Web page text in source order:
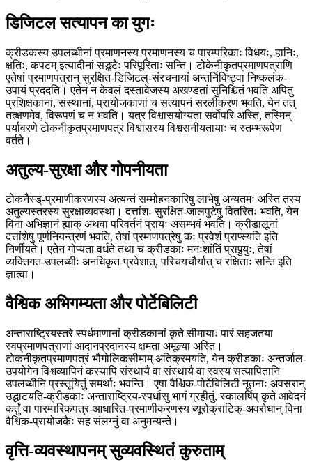
डिजिटल सत्यापन का युगः
क्रीडकस्य उपलब्धीनां प्रमाणनस्य प्रमाणनस्य च पारम्परिकाः विधयः, हानिः,
क्षतिः, कपटम् इत्यादीनां सङ्कटैः परिपूरिताः सन्ति। टोकेनीकृतप्रमाणपत्राणि
एतेषां प्रमाणपत्रान् सुरक्षित-डिजिटल्-संरचनायां अन्तर्निविष्ट्वा निष्कलंक-
उपायं प्रददति। एतेन न केवलं दस्तावेजस्य अखण्डतां सुनिश्चितं भवति अपितु
प्रशिक्षकानां, संस्थानां, प्रायोजकाणां च सत्यापनं सरलीकरणं भवति, येन तत्
तत्क्षणमेव, विरूपणं च न भवति। यत्र विश्वासयोग्यता सर्वोपरि अस्ति, तस्मिन्
पर्यावरणे टोकनीकृतप्रमाणपत्रं विश्वासस्य विश्वसनीयतायाः च स्तम्भरूपेण
वर्तते।
अतुल्य-सुरक्षा और गोपनीयता
टोकनैस्ड्-प्रमाणीकरणस्य अत्यन्तं सम्मोहनकारिषु लाभेषु अन्यतमः अस्ति तस्य
अतुल्यस्तरस्य सुरक्षाव्यवस्था। दत्तांशः सुरक्षित-जालपुटेषु वितरितः भवति, येन
विना अभिज्ञानं ह्याक् अथवा परिवर्तनं प्रायः असम्भवं भवति। क्रीडालूनां
दत्तांशेषु पूर्णनियन्त्रणं भवति, तेषां प्रमाणपत्रेषु कः प्रवेशं प्राप्स्यति इति
निर्णीयते। एतेन गोप्यता वर्धते तथा च क्रीडकाः मनःशांतिं प्राप्नुयुः, तेषां
व्यक्तिगत-उपलब्धीः अनधिकृत-प्रवेशात्, परिचयचौर्यात् च रक्षिताः सन्ति इति
ज्ञात्वा।
वैश्विक अभिगम्यता और पोर्टेबिलिटी
अन्ताराष्ट्रियस्तरे स्पर्धमाणानां क्रीडकानां कृते सीमायाः पारं सहजतया
स्वप्रमाणपत्राणां आदानप्रदानस्य क्षमता अमूल्या अस्ति।
टोकनीकृतप्रमाणपत्रं भौगोलिकसीमाम् अतिक्रमयति, येन क्रीडकाः अन्तर्जाल-
उपयोगेन विश्वव्यापिनं कस्यापि संस्थायै वा संस्थायै वा स्वस्य सत्यापितानि
उपलब्धीनि प्रस्तूयितुं समर्थाः भवन्ति। एषा वैश्विक-पोर्टेबिलिटी नूतनाः अवसरान्
उद्घाटयति-क्रीडकाः अन्ताराष्ट्रिय-स्पर्धासु भागं ग्रहीतुं, स्कालर्षिप् कृते आवेदनं
कर्तुं वा पारम्परिकपत्र-आधारित-प्रमाणीकरणस्य ब्यूरोक्राटिक्-अवरोधान् विना
वैश्विक-प्रायोजकैः सह संलग्नुं वा अनुमन्यन्ते।
वृत्ति-व्यवस्थापनम् सुव्यवस्थितं कुरुताम्